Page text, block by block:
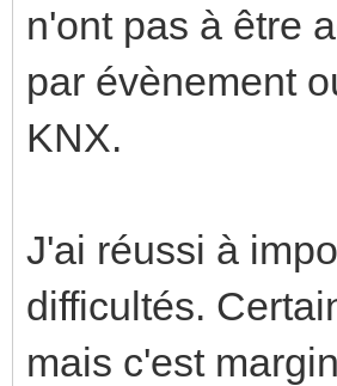
n'ont pas à être
par évènement
KNX.
J'ai réussi à
difficultés.
mais c'est